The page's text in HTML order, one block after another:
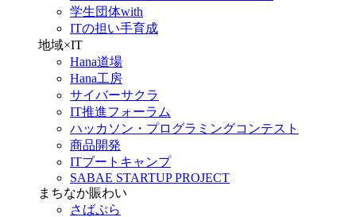
学生団体with
ITの担い手育成
地域×IT
Hana道場
Hana工房
サイバーサクラ
IT推進フォーラム
ハッカソン・プログラミングコンテスト
商品開発
ITブートキャンプ
SABAE STARTUP PROJECT
まちなか賑わい
さばぷら